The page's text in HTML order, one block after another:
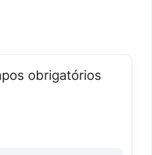
obrigatórios